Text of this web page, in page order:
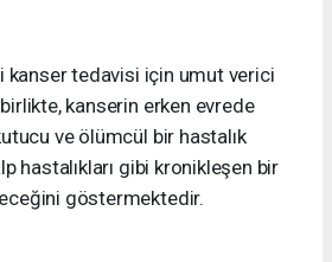
kanser tedavisi için umut verici
kanserin erken evrede
ve ölümcül bir hastalık
hastalıkları gibi kronikleşen bir
göstermektedir.